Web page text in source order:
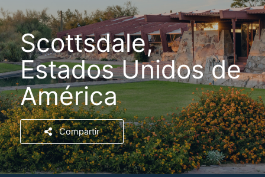
Scottsdale,
Estados Unidos de
América
Compartir